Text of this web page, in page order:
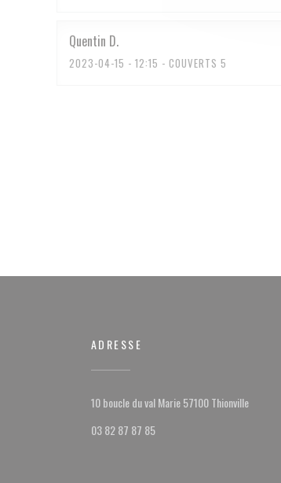
Quentin D
2023-04-15 - 12:15 - COUVERTS 5
ADRESSE
10 boucle du val Marie 57100 Thionville((ouvre
03 82 87 87 85